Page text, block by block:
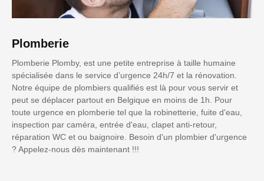
Plomberie
Plomberie Plomby, est une petite entreprise à taille humaine
spécialisée dans le service d’urgence 24h/7 et la rénovation.
Notre équipe de plombiers qualifiés est là pour vous servir et
peut se déplacer partout en Belgique en moins de 1h. Pour
toute urgence en plomberie tel que la robinetterie, fuite d'eau,
inspection par caméra, entrée d'eau, clapet anti-retour,
réparation WC et ou baignoire. Besoin d'un plombier d'urgence
? Appelez-nous dès maintenant !!!